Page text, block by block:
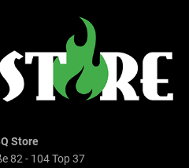
Store
82 - 104 Top 37